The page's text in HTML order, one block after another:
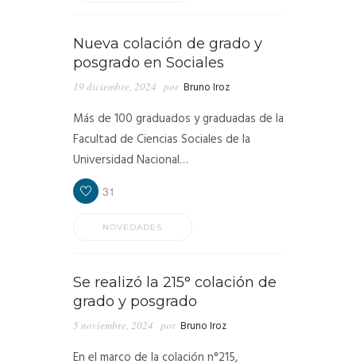
Nueva colación de grado y
posgrado en Sociales
19 diciembre, 2024 por Bruno Iroz
Más de 100 graduados y graduadas de la
Facultad de Ciencias Sociales de la
Universidad Nacional…
31
NOVEDADES
Se realizó la 215° colación de
grado y posgrado
5 noviembre, 2024 por Bruno Iroz
En el marco de la colación n°215,